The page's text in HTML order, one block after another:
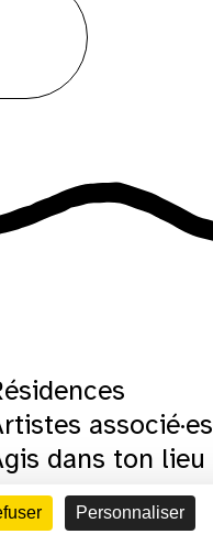
Personnaliser
associé·es
dans ton lieu
d'espace